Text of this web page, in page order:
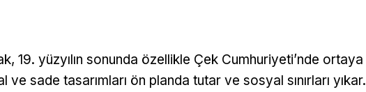
19. yüzyılın sonunda özellikle Çek Cumhuriyeti’nde ortaya
ve sade tasarımları ön planda tutar ve sosyal sınırları yıkar.